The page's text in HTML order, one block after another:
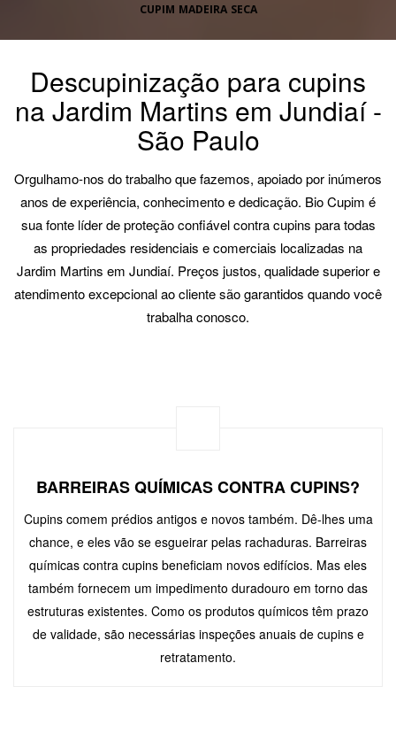
CUPIM MADEIRA SECA
Descupinização para cupins
na Jardim Martins em Jundiaí -
São Paulo
Orgulhamo-nos do trabalho que fazemos, apoiado por inúmeros
anos de experiência, conhecimento e dedicação. Bio Cupim é
sua fonte líder de proteção confiável contra cupins para todas
as propriedades residenciais e comerciais localizadas na
Jardim Martins em Jundiaí. Preços justos, qualidade superior e
atendimento excepcional ao cliente são garantidos quando você
trabalha conosco.
BARREIRAS QUÍMICAS CONTRA CUPINS?
Cupins comem prédios antigos e novos também. Dê-lhes uma
chance, e eles vão se esgueirar pelas rachaduras. Barreiras
químicas contra cupins beneficiam novos edifícios. Mas eles
também fornecem um impedimento duradouro em torno das
estruturas existentes. Como os produtos químicos têm prazo
de validade, são necessárias inspeções anuais de cupins e
retratamento.